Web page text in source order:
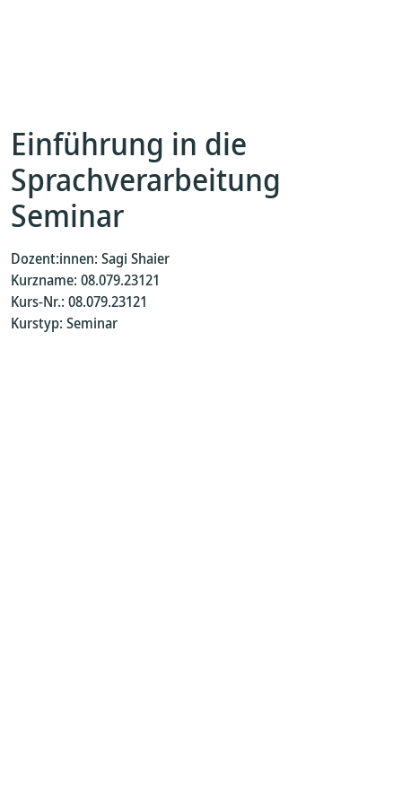
Einführung in die
Sprachverarbeitung
Seminar
Dozent:innen: Sagi Shaier
Kurzname: 08.079.23121
Kurs-Nr.: 08.079.23121
Kurstyp: Seminar